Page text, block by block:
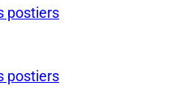
postiers
postiers